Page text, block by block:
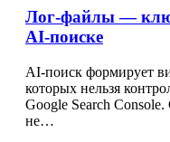
Лог‑файлы —
AI‑поиске
AI‑поиск формирует
которых нельзя
Google Search
не…